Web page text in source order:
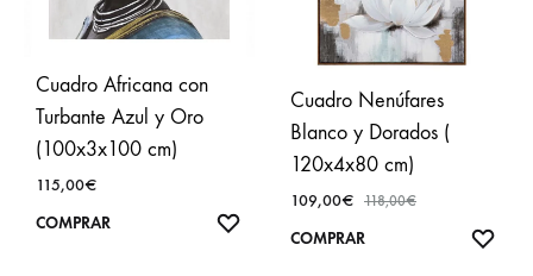
Cuadro Africana con
Turbante Azul y Oro
(100x3x100 cm)
115,00€
COMPRAR
Cuadro Nenúfares
Blanco y Dorados (
120x4x80 cm)
109,00€ 118,00€
COMPRAR